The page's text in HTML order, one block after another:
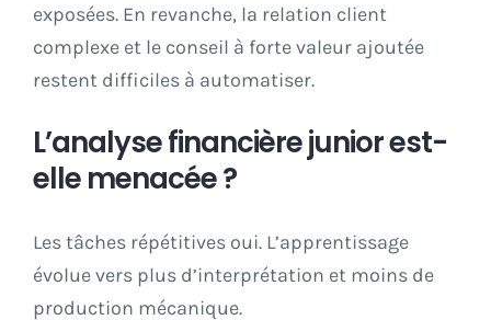
exposées. En revanche, la relation client
complexe et le conseil à forte valeur ajoutée
restent difficiles à automatiser.
L’analyse financière junior est-
elle menacée ?
Les tâches répétitives oui. L’apprentissage
évolue vers plus d’interprétation et moins de
production mécanique.